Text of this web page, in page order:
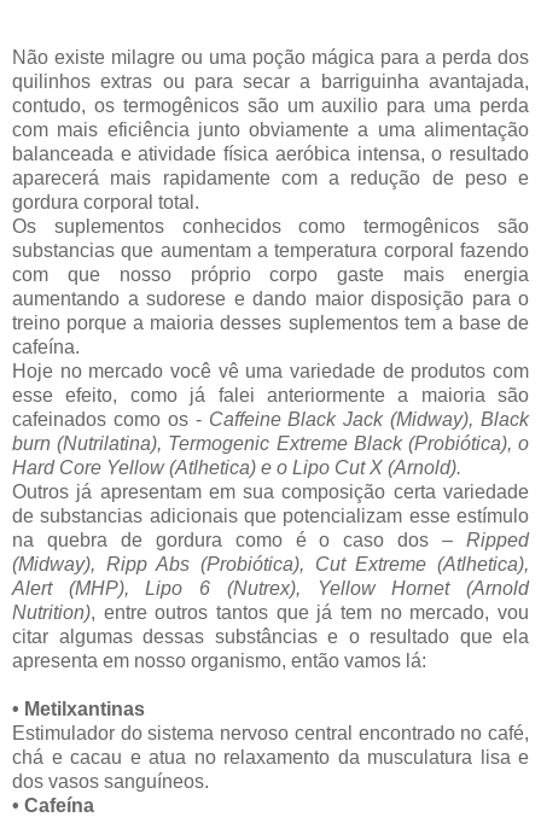
Não existe milagre ou uma poção mágica para a perda dos
quilinhos extras ou para secar a barriguinha avantajada,
contudo, os termogênicos são um auxilio para uma perda
com mais eficiência junto obviamente a uma alimentação
balanceada e atividade física aeróbica intensa, o resultado
aparecerá mais rapidamente com a redução de peso e
gordura corporal total.
Os suplementos conhecidos como termogênicos são
substancias que aumentam a temperatura corporal fazendo
com que nosso próprio corpo gaste mais energia
aumentando a sudorese e dando maior disposição para o
treino porque a maioria desses suplementos tem a base de
cafeína.
Hoje no mercado você vê uma variedade de produtos com
esse efeito, como já falei anteriormente a maioria são
cafeinados como os -Caffeine Black Jack (Midway), Black
burn (Nutrilatina), Termogenic Extreme Black (Probiótica), o
Hard Core Yellow (Atlhetica) e o Lipo Cut X (Arnold).
Outros já apresentam em sua composição certa variedade
de substancias adicionais que potencializam esse estímulo
na quebra de gordura como é o caso dos – Ripped
(Midway), Ripp Abs (Probiótica), Cut Extreme (Atlhetica),
Alert (MHP), Lipo 6 (Nutrex), Yellow Hornet (Arnold
Nutrition), entre outros tantos que já tem no mercado, vou
citar algumas dessas substâncias e o resultado que ela
apresenta em nosso organismo, então vamos lá:
• Metilxantinas
Estimulador do sistema nervoso central encontrado no café,
chá e cacau e atua no relaxamento da musculatura lisa e
dos vasos sanguíneos.
• Cafeína